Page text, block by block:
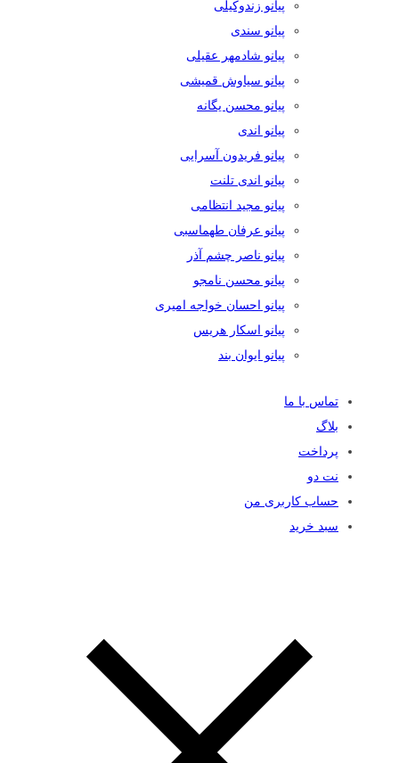
پیانو زندوکیلی
پیانو سندی
پیانو شادمهر عقیلی
پیانو سیاوش قمیشی
پیانو محسن یگانه
پیانو اندی
پیانو فریدون آسرایی
پیانو اندی تلنت
پیانو مجید انتظامی
پیانو عرفان طهماسبی
پیانو ناصر چشم آذر
پیانو محسن نامجو
پیانو احسان خواجه امیری
پیانو اسکار هریس
پیانو ایوان بند
تماس با ما
بلاگ
پرداخت
نت دو
حساب کاربری من
سبد خرید